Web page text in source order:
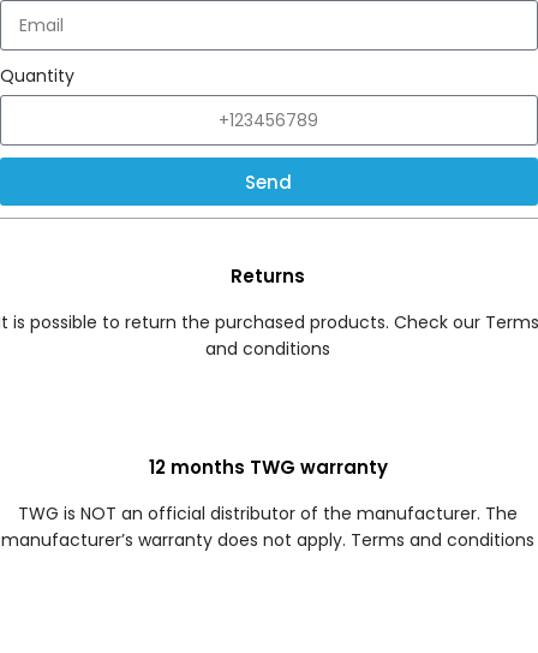
Quantity
Send
Returns
is possible to return the purchased products. Check our Terms
and conditions
12 months TWG warranty
TWG is NOT an official distributor of the manufacturer. The
manufacturer’s warranty does not apply. Terms and conditions